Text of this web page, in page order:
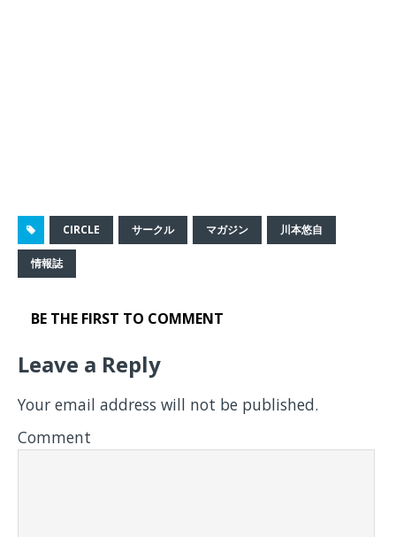
CIRCLE サークル マガジン 川本悠自
情報誌
BE THE FIRST TO COMMENT
Leave a Reply
Your email address will not be published.
Comment